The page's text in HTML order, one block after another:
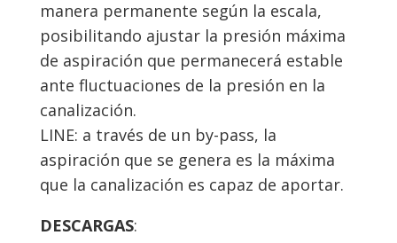
manera permanente según la escala,
posibilitando ajustar la presión máxima
de aspiración que permanecerá estable
ante fluctuaciones de la presión en la
canalización.
LINE: a través de un by-pass, la
aspiración que se genera es la máxima
que la canalización es capaz de aportar.
DESCARGAS: